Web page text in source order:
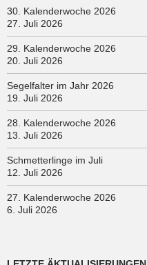
30. Kalenderwoche 2026
27. Juli 2026
29. Kalenderwoche 2026
20. Juli 2026
Segelfalter im Jahr 2026
19. Juli 2026
28. Kalenderwoche 2026
13. Juli 2026
Schmetterlinge im Juli
12. Juli 2026
27. Kalenderwoche 2026
6. Juli 2026